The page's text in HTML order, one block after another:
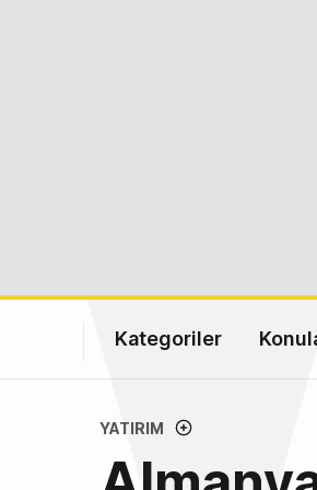
Kategoriler
YATIRIM